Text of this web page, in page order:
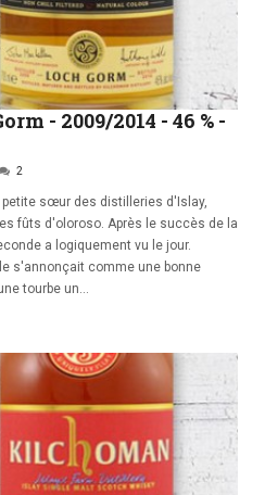
- 2009/2014 - 46 % -
2
petite sœur des distilleries d'Islay,
fûts d'oloroso. Après le succès de la
a logiquement vu le jour.
s'annonçait comme une bonne
tourbe un...